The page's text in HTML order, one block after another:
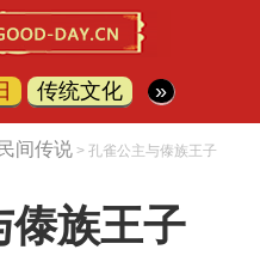
传统文化 »
民间传说> 孔雀公主与傣族王子
傣族王子